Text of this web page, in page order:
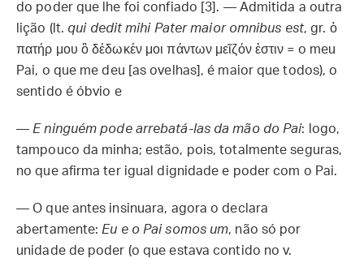
do poder que lhe foi confiado [3]. — Admitida a outra
lição (lt. qui dedit mihi Pater maior omnibus est, gr. ὁ
πατήρ μου ὃ δέδωκέν μοι πάντων μεῖζόν ἐστιν = o meu
Pai, o que me deu [as ovelhas], é maior que todos), o
sentido é óbvio e
— E ninguém pode arrebatá-las da mão do Pai: logo,
tampouco da minha; estão, pois, totalmente seguras,
no que afirma ter igual dignidade e poder com o Pai.
— O que antes insinuara, agora o declara
abertamente: Eu e o Pai somos um, não só por
unidade de poder (o que estava contido no v.